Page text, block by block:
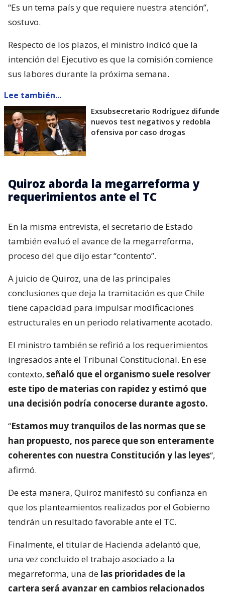
“Es un tema país y que requiere nuestra atención”,
sostuvo.
Respecto de los plazos, el ministro indicó que la
intención del Ejecutivo es que la comisión comience
sus labores durante la próxima semana.
Lee también...
Exsubsecretario Rodríguez difunde
nuevos test negativos y redobla
ofensiva por caso drogas
Quiroz aborda la megarreforma y
requerimientos ante el TC
En la misma entrevista, el secretario de Estado
también evaluó el avance de la megarreforma,
proceso del que dijo estar “contento”.
A juicio de Quiroz, una de las principales
conclusiones que deja la tramitación es que Chile
tiene capacidad para impulsar modificaciones
estructurales en un periodo relativamente acotado.
El ministro también se refirió a los requerimientos
ingresados ante el Tribunal Constitucional. En ese
contexto, señaló que el organismo suele resolver
este tipo de materias con rapidez y estimó que
una decisión podría conocerse durante agosto.
“Estamos muy tranquilos de las normas que se
han propuesto, nos parece que son enteramente
coherentes con nuestra Constitución y las leyes“,
afirmó.
De esta manera, Quiroz manifestó su confianza en
que los planteamientos realizados por el Gobierno
tendrán un resultado favorable ante el TC.
Finalmente, el titular de Hacienda adelantó que,
una vez concluido el trabajo asociado a la
megarreforma, una de las prioridades de la
cartera será avanzar en cambios relacionados